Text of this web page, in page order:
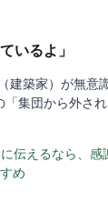
いるよ 」
建築家）が無意
「集団から外さ
伝えるなら、
め